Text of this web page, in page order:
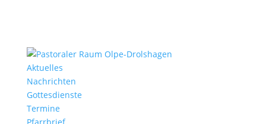
Aktu­elles
Nach­richten
Gottes­dienste
Termine